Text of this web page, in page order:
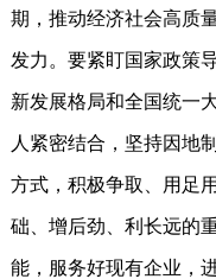
期，推动经济社会高质
发力。要紧盯国家政策
新发展格局和全国统一
人紧密结合，坚持因地
方式，积极争取、用足
础、增后劲、利长远的
能，服务好现有企业，